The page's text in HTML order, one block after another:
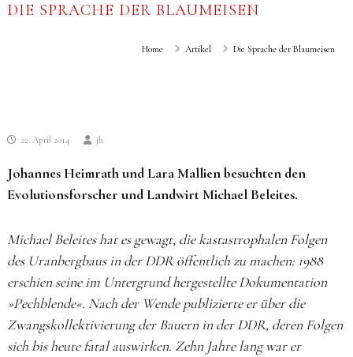
DIE SPRACHE DER BLAUMEISEN
Home Artikel Die Sprache der Blaumeisen
22. April 2014 jh
Johannes Heimrath und Lara Mallien besuchten den
Evolutionsforscher und Landwirt Michael Beleites.
Michael Beleites hat es gewagt, die kastastrophalen Folgen
des Uranbergbaus in der DDR öffentlich zu machen: 1988
erschien seine im Untergrund hergestellte Dokumentation
»Pechblende«. Nach der Wende publizierte er über die
Zwangskollektivierung der Bauern in der DDR, deren Folgen
sich bis heute fatal auswirken. Zehn Jahre lang war er